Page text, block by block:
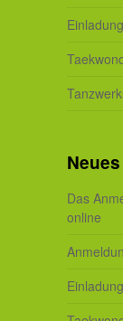
Das
online